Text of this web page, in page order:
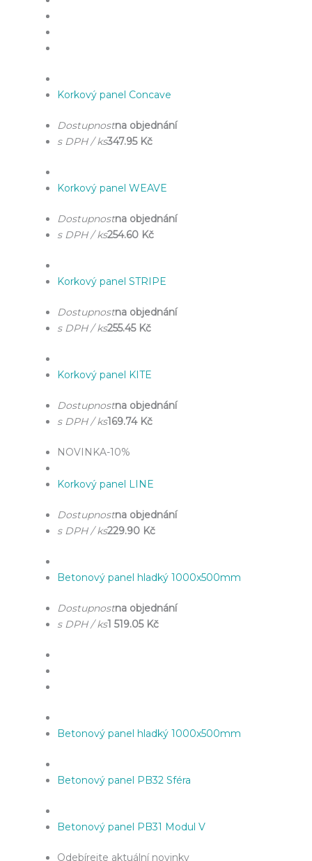
Korkový panel Concave
Dostupnostna objednání
s DPH / ks347.95 Kč
Korkový panel WEAVE
Dostupnostna objednání
s DPH / ks254.60 Kč
Korkový panel STRIPE
Dostupnostna objednání
s DPH / ks255.45 Kč
Korkový panel KITE
Dostupnostna objednání
s DPH / ks169.74 Kč
NOVINKA-10%
Korkový panel LINE
Dostupnostna objednání
s DPH / ks229.90 Kč
Betonový panel hladký 1000x500mm
Dostupnostna objednání
s DPH / ks1 519.05 Kč
Betonový panel hladký 1000x500mm
Betonový panel PB32 Sféra
Betonový panel PB31 Modul V
Odebírejte aktuální novinky